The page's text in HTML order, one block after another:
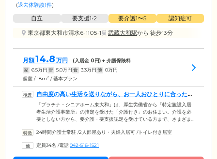
(退去体験談1件)
自立 要支援1•2 要介護1〜5
認知症可
東京都東大和市清水6-1105-1
武蔵大和駅から 徒歩13分
月額14.8 万円 (入居金 0円) + 介護保険料
家 6.5万円 管 5.0万円 食 3.3万円 他 0万円
個室 / 18m2 / 基本プラン
自由度の高い生活を送りながら、お一人おひとりに合った支
援が受けられます
「プラチナ・シニアホーム東大和」は、厚生労働省から「特定施設入居
者生活介護事業所」の指定を受けた「介護付き」のお住まい。介護を必
要としない方から、要介護・要支援認定を受けている方まで、さまざま
活を応援する当施設ですが、ご入居者様の必要に応じて日常動作などを
和市清水、近隣にはスーパーや飲食店が充実しており、お買い物にも便
利な環境。すぐ近くには空堀川がながれ、自然を感じられるロケーショ
24時間介護士常駐 /2人部屋あり・夫婦入居可 /トイレ付き居室
定員34名 /電話042-516-1521